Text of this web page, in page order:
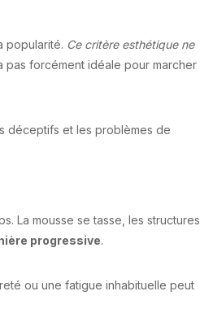
popularité. Ce critère esthétique ne
pas forcément idéale pour marcher
déceptifs et les problèmes de
La mousse se tasse, les structures
progressive.
ou une fatigue inhabituelle peut